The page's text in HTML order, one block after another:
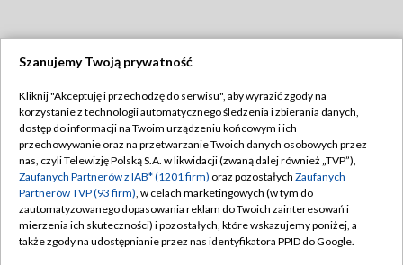
TVP
Abonament TVP
Emisja w TVP
Centrum informacji TVP
Naziemna Telewizja Cyfrowa
Regulamin TVP
Polityka prywatności
Moje zgody
Pomoc
Szanujemy Twoją prywatność
Kliknij "Akceptuję i przechodzę do serwisu", aby wyrazić zgody na
korzystanie z technologii automatycznego śledzenia i zbierania danych,
dostęp do informacji na Twoim urządzeniu końcowym i ich
przechowywanie oraz na przetwarzanie Twoich danych osobowych przez
nas, czyli Telewizję Polską S.A. w likwidacji (zwaną dalej również „TVP”),
Zaufanych Partnerów z IAB* (1201 firm) oraz pozostałych Zaufanych
Partnerów TVP (93 firm), w celach marketingowych (w tym do
zautomatyzowanego dopasowania reklam do Twoich zainteresowań i
mierzenia ich skuteczności) i pozostałych, które wskazujemy poniżej, a
także zgody na udostępnianie przez nas identyfikatora PPID do Google.